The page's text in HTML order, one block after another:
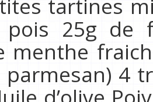
tartines
25g de
menthe
4